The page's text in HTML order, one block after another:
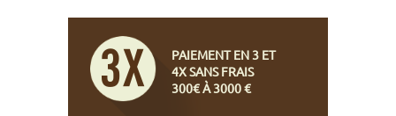
PAIEMENT EN 3 ET
4X SANS FRAIS
300€ À 3000 €